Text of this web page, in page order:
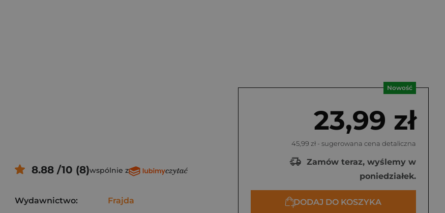
Nowość
23,99 zł
45,99 zł - sugerowana cena detaliczna
Zamów teraz, wyślemy w
poniedziałek.
DODAJ DO KOSZYKA
8.88 /10 (8)wspólnie z
Wydawnictwo: Frajda